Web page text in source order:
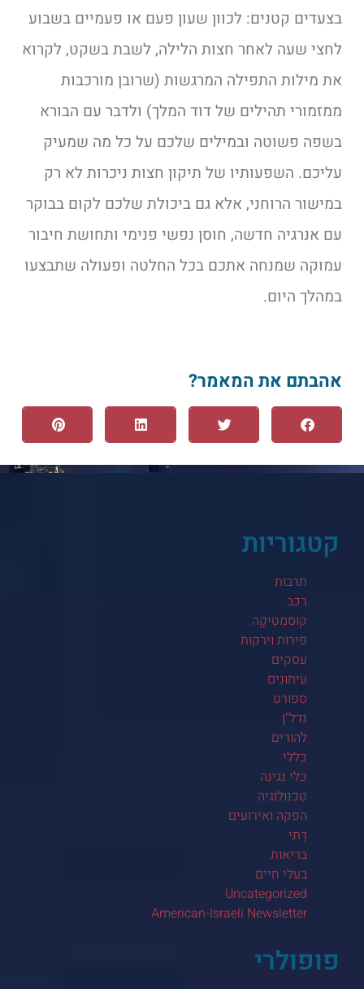
בצעדים קטנים: לכוון שעון פעם או פעמיים בשבוע
לחצי שעה לאחר חצות הלילה, לשבת בשקט, לקרוא
את מילות התפילה המרגשות (שרובן מורכבות
ממזמורי תהילים של דוד המלך) ולדבר עם הבורא
בשפה פשוטה ובמילים שלכם על כל מה שמעיק
עליכם. השפעותיו של תיקון חצות ניכרות לא רק
במישור הרוחני, אלא גם ביכולת שלכם לקום בבוקר
עם אנרגיה חדשה, חוסן נפשי פנימי ותחושת חיבור
עמוקה שמנחה אתכם בכל החלטה ופעולה שתבצעו
במהלך היום.
אהבתם את המאמר?
קטגוריות
תרבות
רכב
קוֹסמֵטִיקָה
פירות וירקות
עסקים
עיתונים
ספורט
נדל"ן
להורים
כללי
כלי נגינה
טכנולוגיה
הפקה ואירועים
דָתִי
בריאות
בעלי חיים
Uncategorized
American-Israeli Newsletter
פופולרי